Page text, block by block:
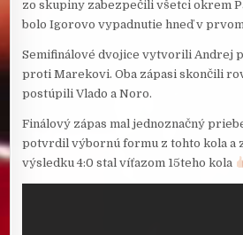
zo skupiny zabezpečili všetci okrem
bolo Igorovo vypadnutie hneď v
Semifinálové dvojice vytvorili Andrej
proti Marekovi. Oba zápasi skončili
postúpili Vlado a Noro.
Finálový zápas mal jednoznačný
potvrdil výbornú formu z tohto kola a
výsledku 4:0 stal víťazom 15teho kola